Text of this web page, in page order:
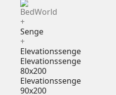
+
Senge
+
Elevationssenge
Elevationssenge
80x200
Elevationssenge
90x200